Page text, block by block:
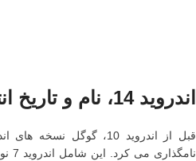
اندروید 14، نام و تاریخ انتشار
قبل از اندروید 10، گوگل